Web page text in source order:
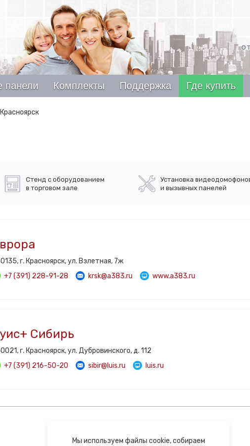
панели Комплекты Поддержка Где купить
Красноярск
Стенд с оборудованием
в торговом зале
Установка
и вызывных панелей
г. Красноярск, ул. Взлетная, 7ж
+7 (391) 228-91-28
krsk@a383.ru www.a383.ru
Сибирь
г. Красноярск, ул. Дубровинского, д. 112
+7 (391) 216-50-20
sibir@luis.ru luis.ru
Политика конфиденциальности
Мы используем файлы cookie, собираем